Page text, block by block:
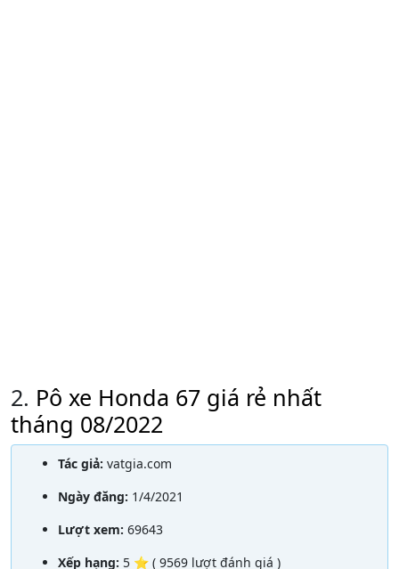
2. Pô xe Honda 67 giá rẻ nhất
tháng 08/2022
Tác giả: vatgia.com
Ngày đăng: 1/4/2021
Lượt xem: 69643
Xếp hạng: 5 ⭐ ( 9569 lượt đánh giá )